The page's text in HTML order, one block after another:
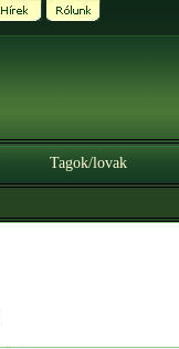
Tagok/lovak